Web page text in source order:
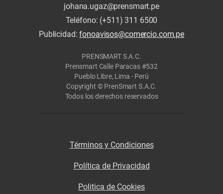
johana.ugaz@prensmart.pe
Teléfono: (+511) 311 6500
Publicidad:fonoavisos@comercio.com.pe
PRENSMART S.A.C.
Prensmart Calle Paracas #532
Pueblo Libre, Lima - Perú
Copyright © PrenSmart S.A.C.
Todos los derechos reservados
Términos y Condiciones
Política de Privacidad
Politica de Cookies